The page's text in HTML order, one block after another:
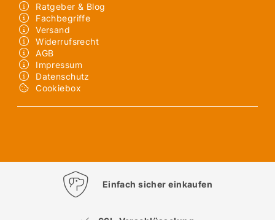
Ratgeber & Blog
Fachbegriffe
Versand
Widerrufsrecht
AGB
Impressum
Datenschutz
Cookiebox
Einfach sicher einkaufen